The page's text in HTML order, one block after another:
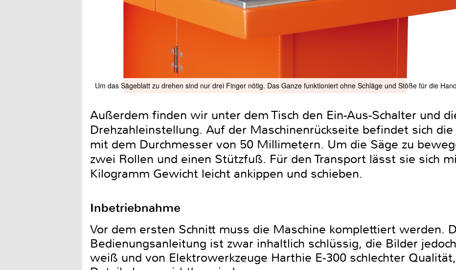
Um das Sägeblatt zu drehen sind nur drei Finger nötig. Das Ganze funktioniert ohne Schläge und Stöße für die Hand
Außerdem finden wir unter dem Tisch den Ein-Aus-Schalter und
Drehzahleinstellung. Auf der Maschinenrückseite befindet sich
mit dem Durchmesser von 50 Millimetern. Um die Säge zu
zwei Rollen und einen Stützfuß. Für den Transport lässt sie sich
Kilogramm Gewicht leicht ankippen und schieben.
Inbetriebnahme
Vor dem ersten Schnitt muss die Maschine komplettiert werden.
Bedienungsanleitung ist zwar inhaltlich schlüssig, die Bilder
weiß und von Elektrowerkzeuge Harthie E-300 schlechter